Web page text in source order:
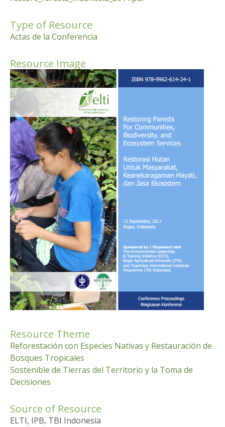
Type of Resource
Actas de la Conferencia
Resource Image
Resource Theme
Reforestación con Especies Nativas y Restauración de
Bosques Tropicales
Sostenible de Tierras del Territorio y la Toma de
Decisiones
Source of Resource
ELTI, IPB, TBI Indonesia